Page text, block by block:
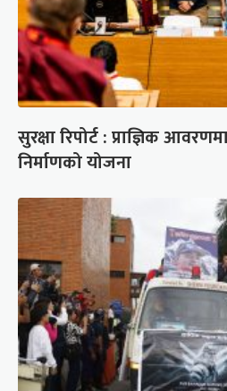
सुरक्षा रिपोर्ट : प्राज्ञिक
निर्माणको योजना